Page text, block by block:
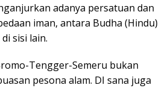
adanya persatuan dan
iman, antara Budha (Hindu)
sisi lain.
Tengger-Semeru bukan
pesona alam. DI sana juga